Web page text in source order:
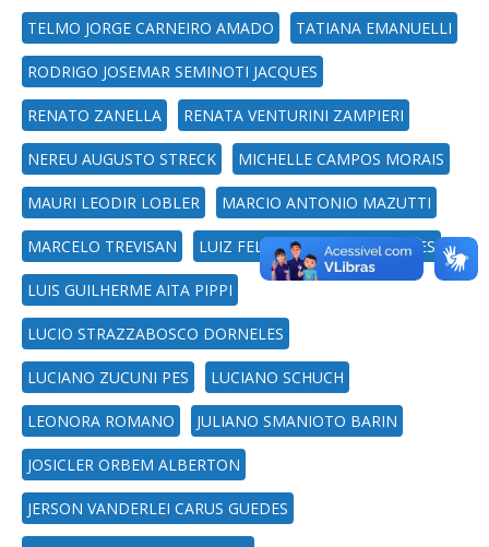
TELMO JORGE CARNEIRO AMADO TATIANA EMANUELLI
RODRIGO JOSEMAR SEMINOTI JACQUES
RENATO ZANELLA RENATA VENTURINI ZAMPIERI
NEREU AUGUSTO STRECK MICHELLE CAMPOS MORAIS
MAURI LEODIR LOBLER MARCIO ANTONIO MAZUTTI
MARCELO TREVISAN LUIZ FELIPE VALANDRO SOARES
LUIS GUILHERME AITA PIPPI
LUCIO STRAZZABOSCO DORNELES
LUCIANO ZUCUNI PES LUCIANO SCHUCH
LEONORA ROMANO JULIANO SMANIOTO BARIN
JOSICLER ORBEM ALBERTON
JERSON VANDERLEI CARUS GUEDES